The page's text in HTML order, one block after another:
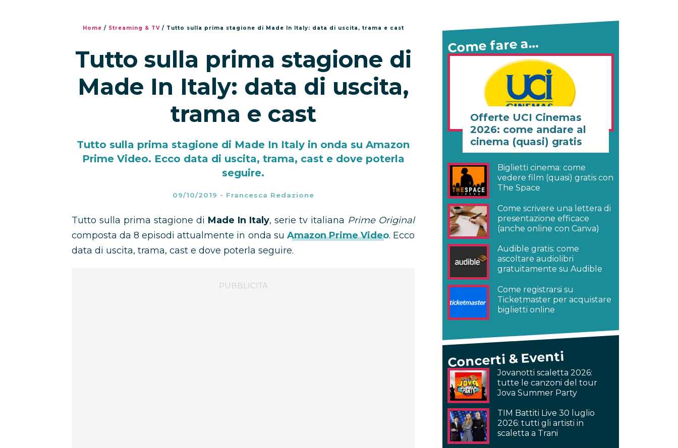
Home / Streaming & TV/ Tutto sulla prima stagione di Made In Italy: data di uscita, trama e cast
Tutto sulla prima stagione di
Made In Italy: data di uscita,
trama e cast
Tutto sulla prima stagione di Made In Italy in onda su Amazon
Prime Video. Ecco data di uscita, trama, cast e dove poterla
seguire.
09/10/2019 - Francesca Redazione
Tutto sulla prima stagione di Made In Italy, serie tv italiana Prime Original
composta da 8 episodi attualmente in onda su Amazon Prime Video. Ecco
data di uscita, trama, cast e dove poterla seguire.
Come fare a…
Offerte UCI Cinemas
2026: come andare al
cinema (quasi) gratis
Biglietti cinema: come
vedere film (quasi) gratis con
The Space
Come scrivere una lettera di
presentazione efficace
(anche online con Canva)
Audible gratis: come
ascoltare audiolibri
gratuitamente su Audible
Come registrarsi su
Ticketmaster per acquistare
biglietti online
Concerti & Eventi
Jovanotti scaletta 2026:
tutte le canzoni del tour
Jova Summer Party
TIM Battiti Live 30 luglio
2026: tutti gli artisti in
scaletta a Trani